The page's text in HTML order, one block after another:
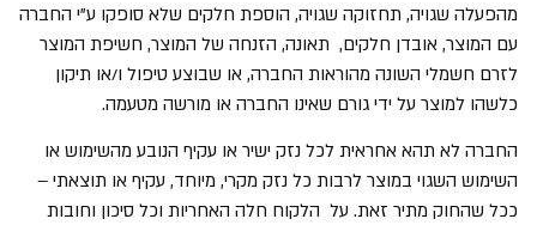
מהפעלה שגויה, תחזוקה שגויה, הוספת חלקים שלא סופקו ע"י החברה
עם המוצר, אובדן חלקים, תאונה, הזנחה של המוצר, חשיפת המוצר
לזרם חשמלי השונה מהוראות החברה, או שבוצע טיפול ו/או תיקון
כלשהו למוצר על ידי גורם שאינו החברה או מורשה מטעמה.
החברה לא תהא אחראית לכל נזק ישיר או עקיף הנובע מהשימוש או
השימוש השגוי במוצר לרבות כל נזק מקרי, מיוחד, עקיף או תוצאתי –
ככל שהחוק מתיר זאת. על הלקוח חלה האחריות וכל סיכון וחובות